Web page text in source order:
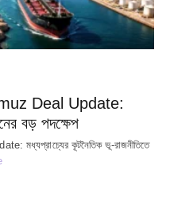
Deal Update:
বড় পদক্ষেপ
কূটনৈতিক ভূ-রাজনীতিতে